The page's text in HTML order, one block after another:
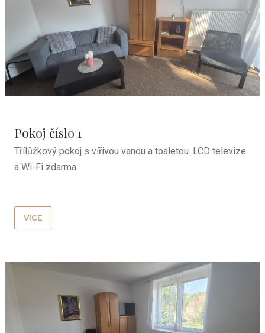
Pokoj číslo 1
Třílůžkový pokoj s vířivou vanou a toaletou. LCD televize
a Wi-Fi zdarma.
VÍCE